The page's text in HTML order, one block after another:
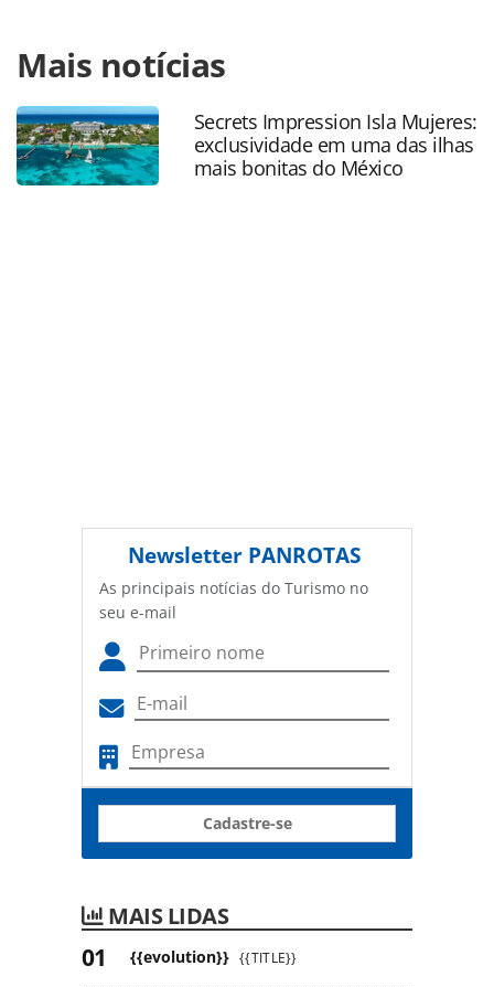
https://www.panrotas.com.br/mercado/economia-e-
politica/2023/04/cnc-repudia-proposta-de-ter-recursos-
direcionados-a-embratur_196378.html ou as ferramentas
oferecidas na página. Todo o conteúdo produzido pela
PANROTAS Editora é protegido pela legislação brasileira
sobre direito autoral. Não reproduza o conteúdo sem
Mais notícias
Secrets Impression Isla Mujeres:
exclusividade em uma das ilhas
mais bonitas do México
Newsletter PANROTAS
As principais notícias do Turismo no
seu e-mail
Cadastre-se
MAIS LIDAS
{{evolution}} {{TITLE}}